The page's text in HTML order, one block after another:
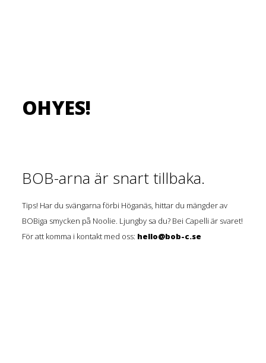
OHYES!
BOB-arna är snart tillbaka.
Tips! Har du svängarna förbi Höganäs, hittar du mängder av
BOBiga smycken på Noolie. Ljungby sa du? Bei Capelli är svaret!
För att komma i kontakt med oss: hello@bob-c.se